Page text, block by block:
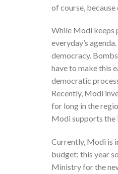
of course,
While Modi keeps
everyday’s
democracy.
have to make this
democratic
Recently, Modi
for long in the
Modi supports the
Currently, Modi is
budget: this year
Ministry for the